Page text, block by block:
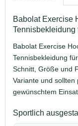
Babolat Exercise
Tennisbekleidung
Babolat Exercise
Tennisbekleidung
Schnitt, Größe und
Variante und sollten
gewünschtem
Sportlich